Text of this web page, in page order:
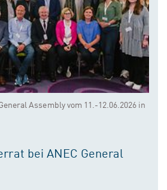
Assembly vom 11.-12.06.2026 in
bei ANEC General